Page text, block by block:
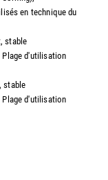
en technique du
stable
d'utilisation
stable
d'utilisation